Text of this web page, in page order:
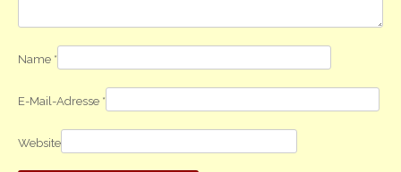
Name *
E-Mail-Adresse *
Website